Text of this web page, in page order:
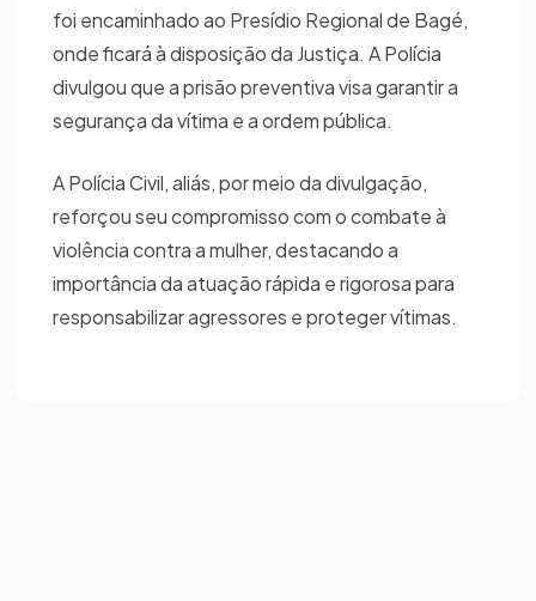
foi encaminhado ao Presídio Regional de Bagé,
onde ficará à disposição da Justiça. A Polícia
divulgou que a prisão preventiva visa garantir a
segurança da vítima e a ordem pública.
A Polícia Civil, aliás, por meio da divulgação,
reforçou seu compromisso com o combate à
violência contra a mulher, destacando a
importância da atuação rápida e rigorosa para
responsabilizar agressores e proteger vítimas.